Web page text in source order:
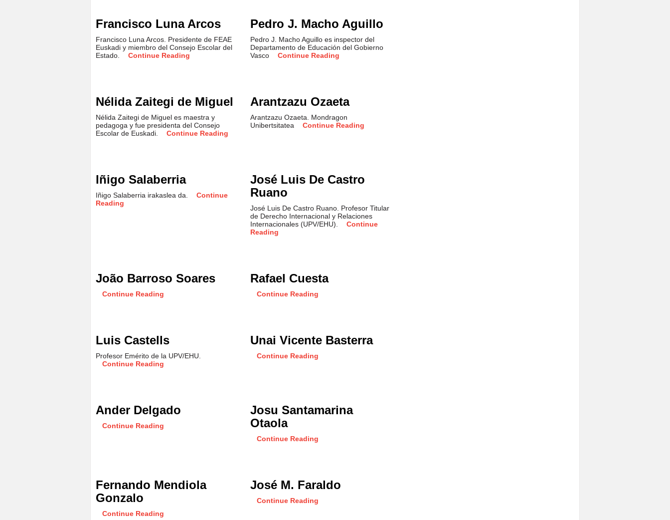
Francisco Luna Arcos
Francisco Luna Arcos. Presidente de FEAE
Euskadi y miembro del Consejo Escolar del
Estado.
Continue Reading
Pedro J. Macho Aguillo
Pedro J. Macho Aguillo es inspector del
Departamento de Educación del Gobierno
Vasco
Continue Reading
Nélida Zaitegi de Miguel
Nélida Zaitegi de Miguel es maestra y
pedagoga y fue presidenta del Consejo
Escolar de Euskadi.
Continue Reading
Arantzazu Ozaeta
Arantzazu Ozaeta. Mondragon
Unibertsitatea
Continue Reading
Iñigo Salaberria
Iñigo Salaberria irakaslea da.
Continue
Reading
José Luis De Castro
Ruano
José Luis De Castro Ruano. Profesor Titular
de Derecho Internacional y Relaciones
Internacionales (UPV/EHU).
Continue
Reading
João Barroso Soares
Continue Reading
Rafael Cuesta
Continue Reading
Luis Castells
Profesor Emérito de la UPV/EHU.
Continue Reading
Unai Vicente Basterra
Continue Reading
Ander Delgado
Continue Reading
Josu Santamarina
Otaola
Continue Reading
Fernando Mendiola
Gonzalo
Continue Reading
José M. Faraldo
Continue Reading